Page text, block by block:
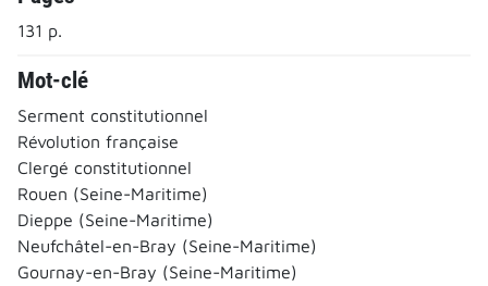
131 p.
Mot-clé
Serment constitutionnel
Révolution française
Clergé constitutionnel
Rouen (Seine-Maritime)
Dieppe (Seine-Maritime)
Neufchâtel-en-Bray (Seine-Maritime)
Gournay-en-Bray (Seine-Maritime)